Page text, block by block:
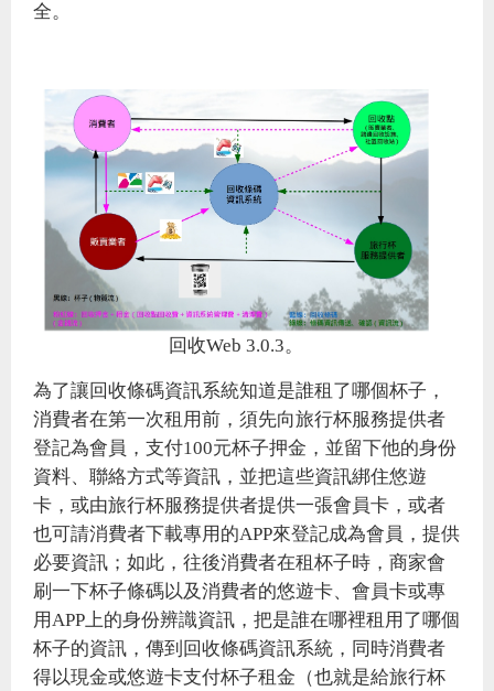
全。
回收Web 3.0.3。
為了讓回收條碼資訊系統知道是誰租了哪個杯子，
消費者在第一次租用前，須先向旅行杯服務提供者
登記為會員，支付100元杯子押金，並留下他的身份
資料、聯絡方式等資訊，並把這些資訊綁住悠遊
卡，或由旅行杯服務提供者提供一張會員卡，或者
也可請消費者下載專用的APP來登記成為會員，提供
必要資訊；如此，往後消費者在租杯子時，商家會
刷一下杯子條碼以及消費者的悠遊卡、會員卡或專
用APP上的身份辨識資訊，把是誰在哪裡租用了哪個
杯子的資訊，傳到回收條碼資訊系統，同時消費者
得以現金或悠遊卡支付杯子租金（也就是給旅行杯